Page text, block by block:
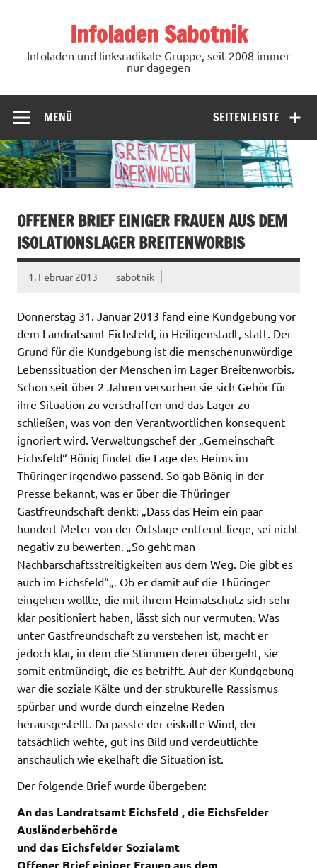
Infoladen Sabotnik
Infoladen und linksradikale Gruppe, seit 2008 immer
nur dagegen
SEITENLEISTE
MENÜ
OFFENER BRIEF EINIGER FRAUEN AUS DEM
ISOLATIONSLAGER BREITENWORBIS
1. Februar 2013 sabotnik
Donnerstag 31. Januar 2013 fand eine Kundgebung vor
dem Landratsamt Eichsfeld, in Heiligenstadt, statt. Der
Grund für die Kundgebung ist die menschenunwürdige
Lebenssituation der Menschen im Lager Breitenworbis.
Schon seit über 2 Jahren versuchen sie sich Gehör für
ihre Situation zu verschaffen und das Lager zu
schließen, was von den Verantwortlichen konsequent
ignoriert wird. Verwaltungschef der „Gemeinschaft
Eichsfeld“ Bönig findet die Lage des Heims im
Thüringer irgendwo passend. So gab Bönig in der
Presse bekannt, was er über die Thüringer
Gastfreundschaft denkt: „Dass das Heim ein paar
hundert Meter von der Ortslage entfernt liege, sei nicht
negativ zu bewerten. „So geht man
Nachbarschaftsstreitigkeiten aus dem Weg. Die gibt es
auch im Eichsfeld“„. Ob er damit auf die Thüringer
eingehen wollte, die mit ihrem Heimatschutz sich sehr
klar positioniert haben, lässt sich nur vermuten. Was
unter Gastfreundschaft zu verstehen ist, macht er
jedoch klar, in dem die Stimmen derer übergeht, sie
somit entmündigt, die es betrifft. Auf der Kundgebung
war die soziale Kälte und der strukturelle Rassismus
spürbar und wurde durch einzelne Reden
herausgestellt. Da passte der eiskalte Wind, der
tatsächlich wehte, gut ins Bild und verdeutlichte
anschaulich wie ekelhaft die Situation ist.
Der folgende Brief wurde übergeben:
An das Landratsamt Eichsfeld , die Eichsfelder
Ausländerbehörde
und das Eichsfelder Sozialamt
Offener Brief einiger Frauen aus dem